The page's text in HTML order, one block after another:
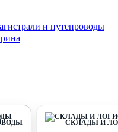
и путепроводы
СКЛАДЫ И